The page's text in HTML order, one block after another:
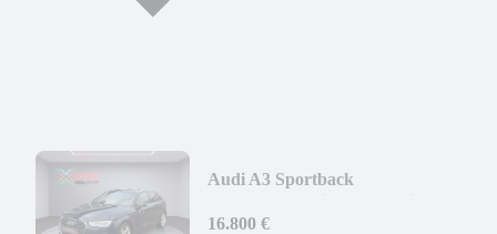
Audi A3 Sportback
16.800 €